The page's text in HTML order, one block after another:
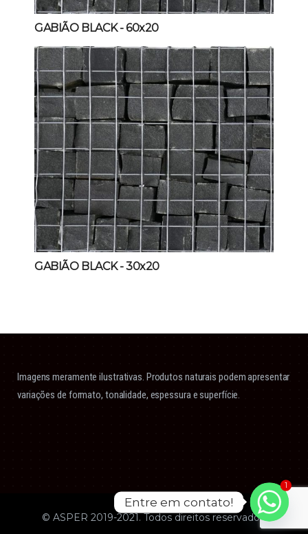
GABIÃO BLACK- 60x20
GABIÃO BLACK- 30x20
Imagens meramente ilustrativas. Produtos naturais podem apresentar
variações de formato, tonalidade, espessura e superfície.
© ASPER 2019-2021. Todos direitos reservados.
1
Entre em contato!